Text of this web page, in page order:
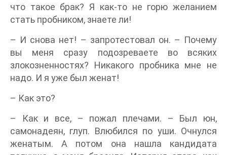
что такое брак? Я как-то не горю желанием
стать пробником, знаете ли!
– И снова нет! – запротестовал он. – Почему
вы меня сразу подозреваете во всяких
злокозненностях? Никакого пробника мне не
надо. И я уже был женат!
– Как это?
– Как и все, – пожал плечами. – Был юн,
самонадеян, глуп. Влюбился по уши. Очнулся
женатым. А потом она нашла кандидата